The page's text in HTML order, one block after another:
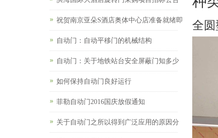
全圆
祝贺南京亚朵S酒店奥体中心店准备就绪即
自动门：自动平移门的机械结构
自动门：关于地铁站台安全屏蔽门知多少
如何保持自动门良好运行
菲勒自动门2016国庆放假通知
关于自动门之所以得到广泛应用的原因分